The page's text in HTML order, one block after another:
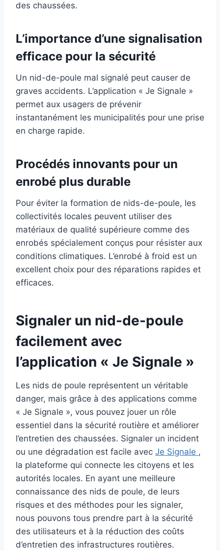
des chaussées.
L’importance d’une signalisation
efficace pour la sécurité
Un nid-de-poule mal signalé peut causer de
graves accidents. L’application « Je Signale »
permet aux usagers de prévenir
instantanément les municipalités pour une prise
en charge rapide.
Procédés innovants pour un
enrobé plus durable
Pour éviter la formation de nids-de-poule, les
collectivités locales peuvent utiliser des
matériaux de qualité supérieure comme des
enrobés spécialement conçus pour résister aux
conditions climatiques. L’enrobé à froid est un
excellent choix pour des réparations rapides et
efficaces.
Signaler un nid-de-poule
facilement avec
l’application « Je Signale »
Les nids de poule représentent un véritable
danger, mais grâce à des applications comme
« Je Signale », vous pouvez jouer un rôle
essentiel dans la sécurité routière et améliorer
l’entretien des chaussées. Signaler un incident
ou une dégradation est facile avec Je Signale ,
la plateforme qui connecte les citoyens et les
autorités locales. En ayant une meilleure
connaissance des nids de poule, de leurs
risques et des méthodes pour les signaler,
nous pouvons tous prendre part à la sécurité
des utilisateurs et à la réduction des coûts
d’entretien des infrastructures routières.